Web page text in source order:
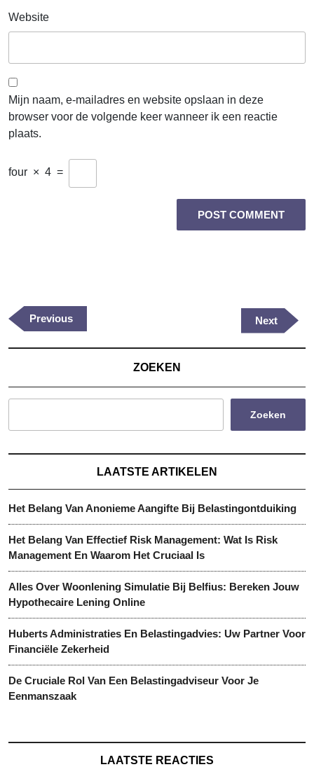
Website
Mijn naam, e-mailadres en website opslaan in deze
browser voor de volgende keer wanneer ik een reactie
plaats.
four × 4 =
Previous
Post
Previous
Next
Post
Next
ZOEKEN
Zoeken
LAATSTE ARTIKELEN
Het Belang Van Anonieme Aangifte Bij Belastingontduiking
Het Belang Van Effectief Risk Management: Wat Is Risk
Management En Waarom Het Cruciaal Is
Alles Over Woonlening Simulatie Bij Belfius: Bereken Jouw
Hypothecaire Lening Online
Huberts Administraties En Belastingadvies: Uw Partner Voor
Financiële Zekerheid
De Cruciale Rol Van Een Belastingadviseur Voor Je
Eenmanszaak
LAATSTE REACTIES